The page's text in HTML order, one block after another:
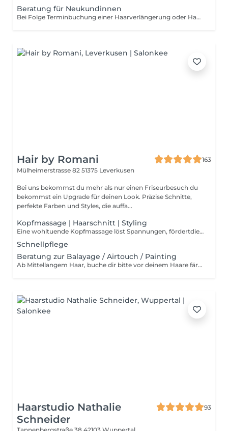
Beratung für Neukundinnen
Bei Folge Terminbuchung einer Haarverlängerung oder Haarverdichtung wird die Anzahlung verrechnet.
Hair by Romani
163
Mülheimerstrasse 82 51375 Leverkusen
Bei uns bekommst du mehr als nur einen Friseurbesuch du
bekommst ein Upgrade für deinen Look. Präzise Schnitte,
perfekte Farben und Styles, die auffa...
Kopfmassage | Haarschnitt | Styling
Eine wohltuende Kopfmassage löst Spannungen, fördertdie Durchblutung und bereitet das Haar optimal auf den Perfekten Schnitt das anschließende Styling vor. Waschen, Schneiden & Föhnen
Schnellpflege
Beratung zur Balayage / Airtouch / Painting
Ab Mittellangem Haar, buche dir bitte vor deinem Haare färben ein Beratungstermin um die Ideale Technik für Dich und Dein Haar zu finden der Preis für die Beratung wird bei der Buchung eines Termin angerechnet. (keine Produkte)
Haarstudio Nathalie
Schneider
93